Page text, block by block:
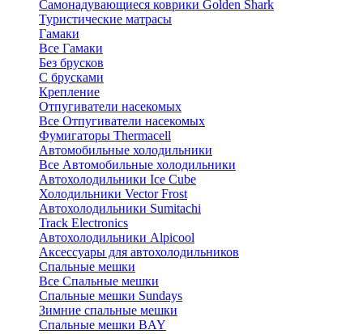
Самонадувающиеся коврики Golden Shark
Туристические матрасы
Гамаки
Все Гамаки
Без брусков
С брусками
Крепление
Отпугиватели насекомых
Все Отпугиватели насекомых
Фумигаторы Thermacell
Автомобильные холодильники
Все Автомобильные холодильники
Автохолодильники Ice Cube
Холодильники Vector Frost
Автохолодильники Sumitachi
Track Electronics
Автохолодильники Alpicool
Аксессуары для автохолодильников
Спальные мешки
Все Спальные мешки
Спальные мешки Sundays
Зимние спальные мешки
Спальные мешки BAY